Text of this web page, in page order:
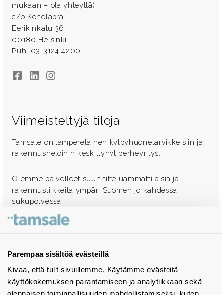
Parempaa sisältöä evästeillä
Kivaa, että tulit sivuillemme. Käytämme evästeitä
käyttökokemuksen parantamiseen ja analytiikkaan sekä
olennaisen toiminnallisuuden mahdollistamiseksi, kuten
mukaan – ota yhteyttä)
c/o Konelabra
Eerikinkatu 36
00180 Helsinki
Puh. 03-3124 4200
FacebookLinkedInInstagram
Viimeisteltyjä tiloja
Tamsale on tamperelainen kylpyhuonetarvikkeisiin ja
rakennusheloihin keskittynyt perheyritys.
Olemme palvelleet suunnitteluammattilaisia ja
rakennusliikkeitä ympäri Suomen jo kahdessa
sukupolvessa.
Ota yhteyttä - autamme mielellämme
Tuotekuvastot
Instagram
BIM-objektit